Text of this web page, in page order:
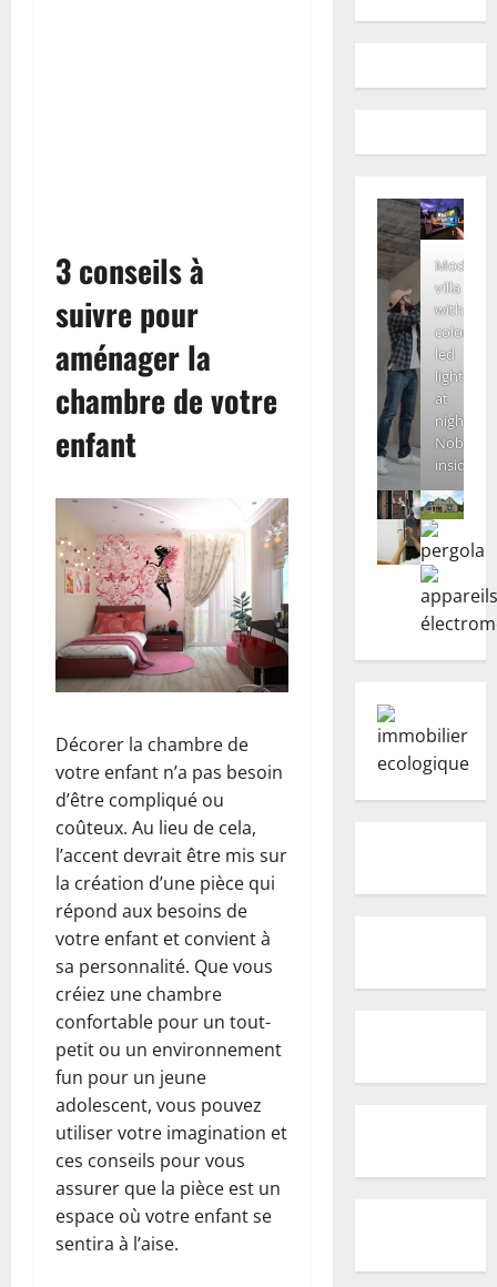
3 conseils à
suivre pour
aménager la
chambre de votre
enfant
Décorer la chambre de
votre enfant n’a pas besoin
d’être compliqué ou
coûteux. Au lieu de cela,
l’accent devrait être mis sur
la création d’une pièce qui
répond aux besoins de
votre enfant et convient à
sa personnalité. Que vous
créiez une chambre
confortable pour un tout-
petit ou un environnement
fun pour un jeune
adolescent, vous pouvez
utiliser votre imagination et
ces conseils pour vous
assurer que la pièce est un
espace où votre enfant se
sentira à l’aise.
Modern
villa
with
colored
led
lights
at
night.
Nobody
inside